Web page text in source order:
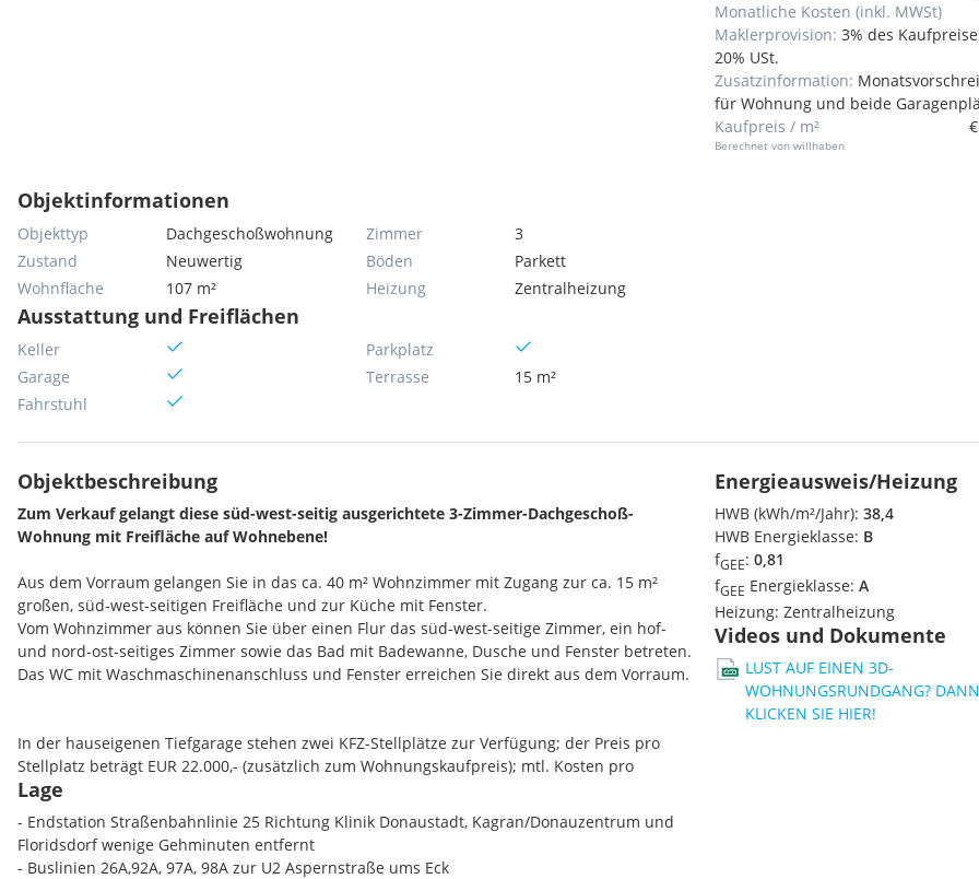
Objektinformationen
Objekttyp
Dachgeschoßwohnung
Zustand
Neuwertig
Wohnfläche
107 m²
Zimmer
3
Böden
Parkett
Heizung
Zentralheizung
Ausstattung und Freiflächen
Keller
Garage
Fahrstuhl
Parkplatz
Terrasse
15 m²
Monatliche Kosten (inkl. MWSt)
Maklerprovision: 3% des
20% USt.
Zusatzinformation:
für Wohnung und beide
Kaufpreis / m²
Berechnet von willhaben
Objektbeschreibung
Zum Verkauf gelangt diese süd-west-seitig ausgerichtete 3-Zimmer-Dachgeschoß-
Wohnung mit Freifläche auf Wohnebene!
Aus dem Vorraum gelangen Sie in das ca. 40 m² Wohnzimmer mit Zugang zur ca. 15 m²
großen, süd-west-seitigen Freifläche und zur Küche mit Fenster.
Vom Wohnzimmer aus können Sie über einen Flur das süd-west-seitige Zimmer, ein hof-
und nord-ost-seitiges Zimmer sowie das Bad mit Badewanne, Dusche und Fenster betreten.
Das WC mit Waschmaschinenanschluss und Fenster erreichen Sie direkt aus dem Vorraum.
In der hauseigenen Tiefgarage stehen zwei KFZ-Stellplätze zur Verfügung; der Preis pro
Stellplatz beträgt EUR 22.000,- (zusätzlich zum Wohnungskaufpreis); mtl. Kosten pro
Garagenplatz (Rep.-Rücklage und BK): EUR 29,85
Wohnungs-Highlights
Lage
- Endstation Straßenbahnlinie 25 Richtung Klinik Donaustadt, Kagran/Donauzentrum und
Floridsdorf wenige Gehminuten entfernt
- Buslinien 26A,92A, 97A, 98A zur U2 Aspernstraße ums Eck
Energieausweis/Heizung
HWB (kWh/m²/Jahr): 38,4
HWB Energieklasse: B
fGEE: 0,81
fGEE Energieklasse: A
Heizung: Zentralheizung
Videos und Dokumente
LUST AUF EINEN 3D-
WOHNUNGSRUNDGANG? DANN
KLICKEN SIE HIER!